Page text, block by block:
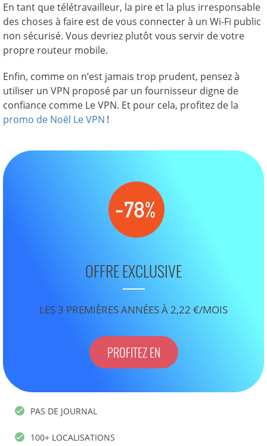
En tant que télétravailleur, la pire et la plus irresponsable
des choses à faire est de vous connecter à un Wi-Fi public
non sécurisé. Vous devriez plutôt vous servir de votre
propre routeur mobile.
Enfin, comme on n’est jamais trop prudent, pensez à
utiliser un VPN proposé par un fournisseur digne de
confiance comme Le VPN. Et pour cela, profitez de la
promo de Noël Le VPN !
OFFRE EXCLUSIVE
LES 3 PREMIÈRES ANNÉES À 2,22 €/MOIS
PROFITEZ EN
PAS DE JOURNAL
100+ LOCALISATIONS